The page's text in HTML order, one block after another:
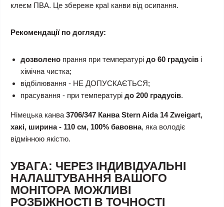
клеєм ПВА. Це збереже краї канви від осипання.
Рекомендації по догляду:
дозволено прання при температурі до 60 градусів і
хімічна чистка;
відбілювання - НЕ ДОПУСКАЄТЬСЯ;
прасування - при температурі до 200 градусів.
Німецька канва 3706/347 Канва Stern Aida 14 Zweigart,
хакі, ширина - 110 см, 100% бавовна, яка володіє
відмінною якістю.
УВАГА: ЧЕРЕЗ ІНДИВІДУАЛЬНІ
НАЛАШТУВАННЯ ВАШОГО
МОНІТОРА МОЖЛИВІ
РОЗБІЖНОСТІ В ТОЧНОСТІ